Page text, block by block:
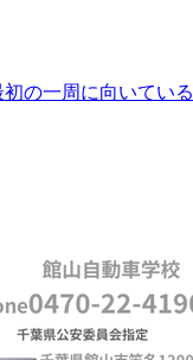
の一周に向いている